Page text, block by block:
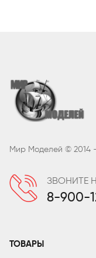
Мир Моделей © 2014
ЗВОНИТЕ
8-900-
ТОВАРЫ